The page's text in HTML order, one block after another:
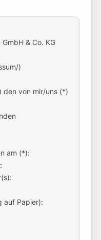
& Co. KG
)
den von mir/uns (*)
am (*):
auf Papier):